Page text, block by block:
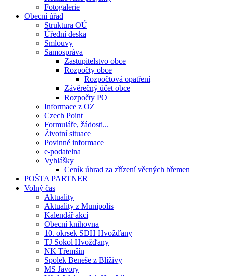
Fotogalerie
Obecní úřad
Struktura OÚ
Úřední deska
Smlouvy
Samospráva
Zastupitelstvo obce
Rozpočty obce
Rozpočtová opatření
Závěrečný účet obce
Rozpočty PO
Informace z OZ
Czech Point
Formuláře, žádosti...
Životní situace
Povinné informace
e-podatelna
Vyhlášky
Ceník úhrad za zřízení věcných břemen
POŠTA PARTNER
Volný čas
Aktuality
Aktuality z Munipolis
Kalendář akcí
Obecní knihovna
10. okrsek SDH Hvožďany
TJ Sokol Hvožďany
NK Třemšín
Spolek Beneše z Blíživy
MS Javory